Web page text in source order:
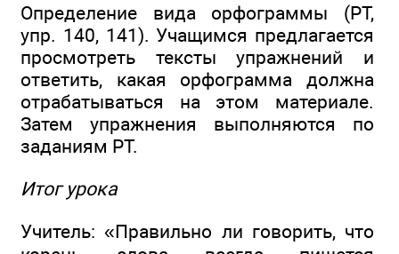
Определение вида орфограммы (РТ,
упр. 140, 141). Учащимся предлагается
просмотреть тексты упражнений и
ответить, какая орфограмма должна
отрабатываться на этом материале.
Затем упражнения выполняются по
заданиям РТ.
Итог урока
Учитель: «Правильно ли говорить, что